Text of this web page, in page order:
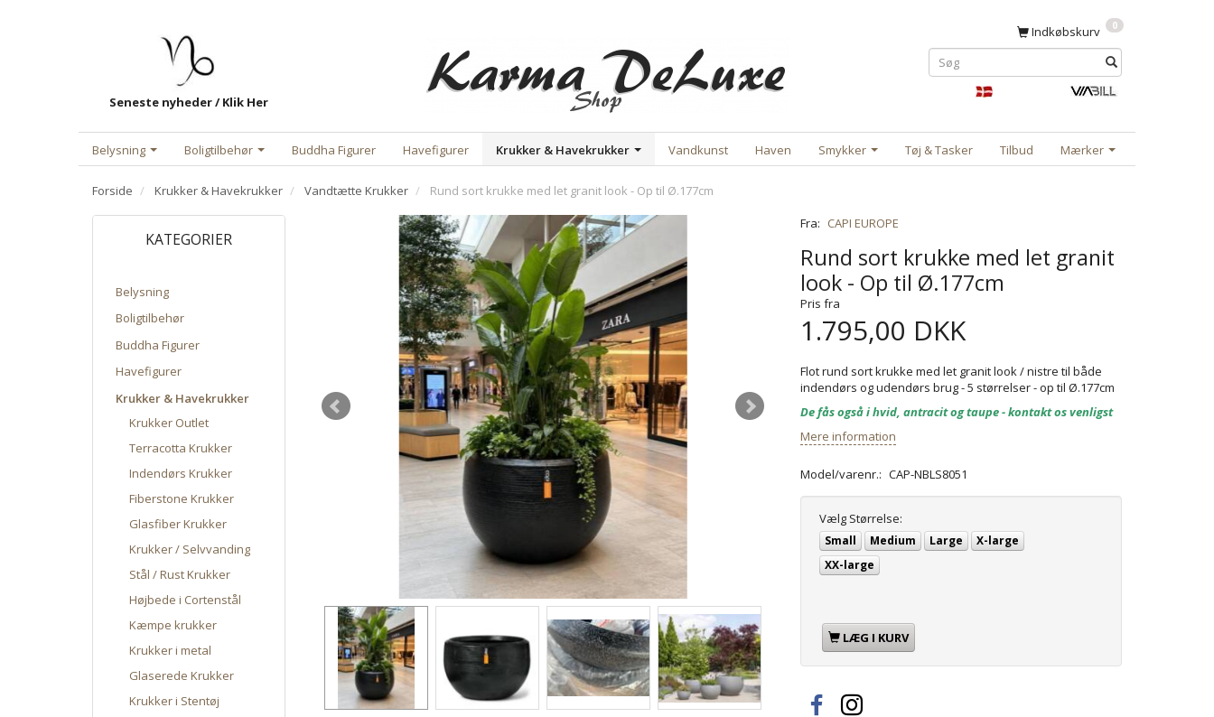
Seneste nyheder / Klik Her
Indkøbskurv 0
Belysning Boligtilbehør Buddha Figurer Havefigurer Krukker & Havekrukker Vandkunst Haven Smykker Tøj & Tasker Tilbud Mærker
Forside Krukker & Havekrukker Vandtætte Krukker Rund sort krukke med let granit look - Op til Ø.177cm
KATEGORIER
Belysning
Boligtilbehør
Buddha Figurer
Havefigurer
Krukker & Havekrukker
Krukker Outlet
Terracotta Krukker
Indendørs Krukker
Fiberstone Krukker
Glasfiber Krukker
Krukker / Selvvanding
Stål / Rust Krukker
Højbede i Cortenstål
Kæmpe krukker
Krukker i metal
Glaserede Krukker
Krukker i Stentøj
Fra: CAPI EUROPE
Rund sort krukke med let granit
look - Op til Ø.177cm
Pris fra
1.795,00 DKK
Flot rund sort krukke med let granit look / nistre til både
indendørs og udendørs brug - 5 størrelser - op til Ø.177cm
De fås også i hvid, antracit og taupe - kontakt os venligst
Mere information
Model/varenr.: CAP-NBLS8051
Vælg Størrelse:
Small Medium Large
X-large
XX-large
LÆG I KURV